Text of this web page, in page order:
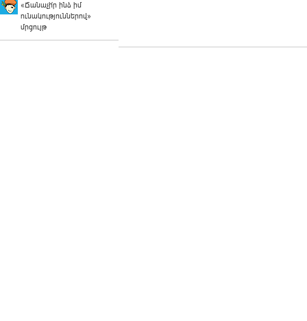
«Ճանաչի՛ր ինձ իմ
ունակություններով»
մրցույթ